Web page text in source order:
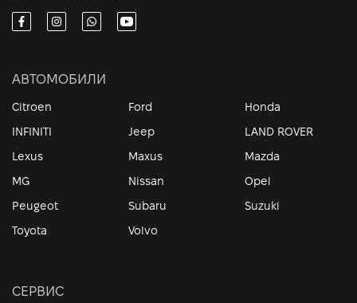
АВТОМОБИЛИ
Citroen Ford
Honda
INFINITI
Jeep
LAND ROVER
Lexus
Maxus
Mazda
MG
Nissan
Opel
Peugeot
Subaru
Suzuki
Toyota
Volvo
СЕРВИС